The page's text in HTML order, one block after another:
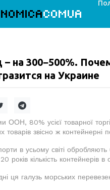
COMUA
– на 300−500%.
на Украине
ООН, 80% усієї товарної
товарів звісно ж контейнерні
в усьому світі
років кількість контейнерів
ця галузь морських